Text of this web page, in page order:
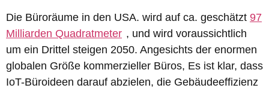
Die Büroräume in den USA. wird auf ca. geschätzt 97
Milliarden Quadratmeter , und wird voraussichtlich
um ein Drittel steigen 2050. Angesichts der enormen
globalen Größe kommerzieller Büros, Es ist klar, dass
IoT-Büroideen darauf abzielen, die Gebäudeeffizienz